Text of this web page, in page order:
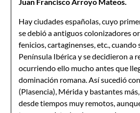
Hay ciudades españolas, cuyo
se debió a antiguos colonizadores
fenicios, cartaginenses, etc., cuando
Península Ibérica y se decidieron a
ocurriendo ello mucho antes que
dominación romana. Así sucedió
(Plasencia), Mérida y bastantes
desde tiempos muy remotos,